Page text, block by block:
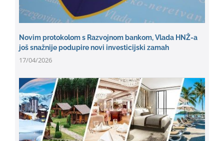
Novim protokolom s Razvojnom bankom, Vlada HNŽ-a
još snažnije podupire novi investicijski zamah
17/04/2026